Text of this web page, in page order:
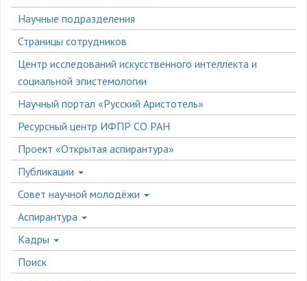
Боковое
меню
Научные подразделения
Страницы сотрудников
Центр исследований искусственного интеллекта и
социальной эпистемологии
Научный портал «Русский Аристотель»
Ресурсный центр ИФПР СО РАН
Проект «Открытая аспирантура»
Публикации
Совет научной молодёжи
Аспирантура
Кадры
Поиск